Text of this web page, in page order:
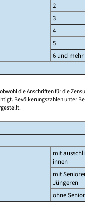
2
3
4
5
6 und mehr
die Anschriften für die
Bevölkerungszahlen unter
mit
innen
mit
Jüngeren
ohne